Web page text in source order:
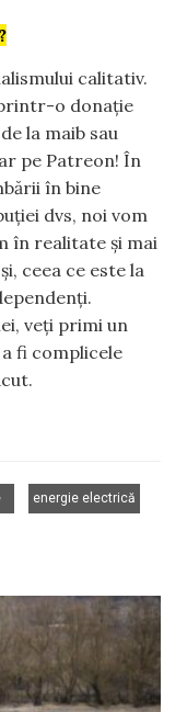
calitativ.
o donație
la maib sau
pe Patreon! În
în bine
dvs, noi vom
în realitate și mai
ceea ce este la
veți primi un
fi complicele
energie electrică